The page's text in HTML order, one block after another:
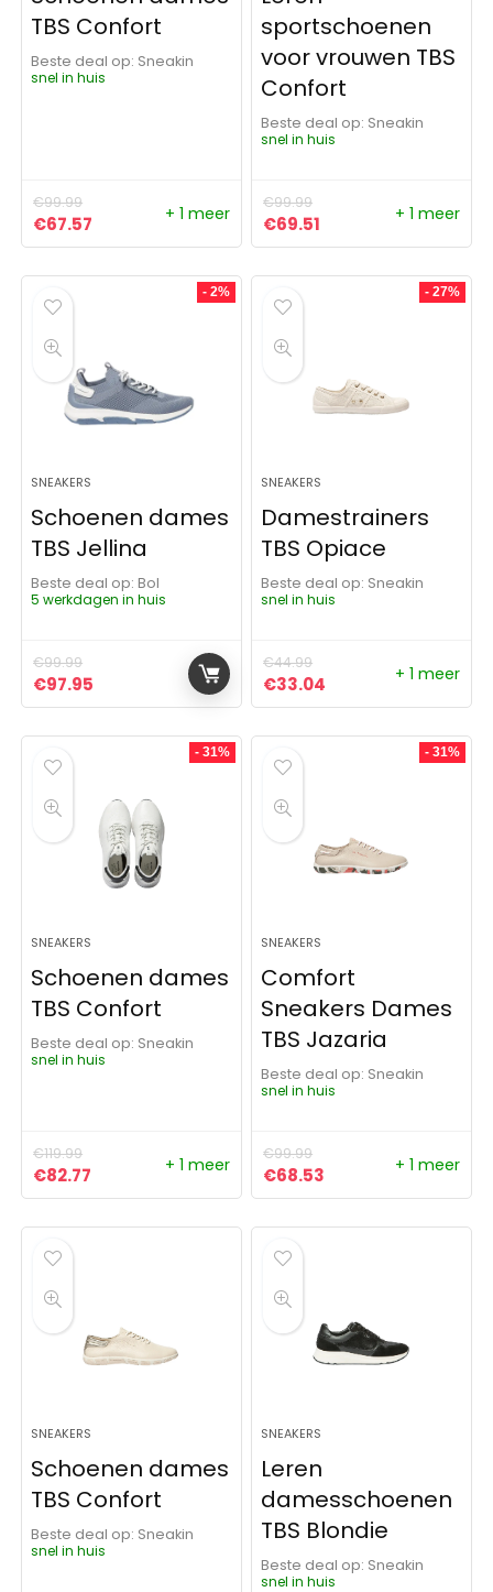
TBS Confort
Beste deal op:
Sneakin
snel in huis
€99.99
Oorspronkelijke prijs was: €99.99.
€67.57 Huidige prijs is: €67.57.
+ 1 meer
sportschoenen
voor vrouwen TBS
Confort
Beste deal op:
Sneakin
snel in huis
€99.99
Oorspronkelijke prijs
€69.51 Huidige prijs is:
+ 1 meer
- 2%
SNEAKERS
Schoenen dames
TBS Jellina
Beste deal op:
Bol
5 werkdagen in huis
€99.99
Oorspronkelijke prijs was: €99.99.
€97.95 Huidige prijs is: €97.95.
- 27%
SNEAKERS
Damestrainers
TBS Opiace
Beste deal op:
Sneakin
snel in huis
€44.99
Oorspronkelijke prijs
€33.04 Huidige prijs is:
+ 1 meer
- 31%
SNEAKERS
Schoenen dames
TBS Confort
Beste deal op:
Sneakin
snel in huis
€119.99
Oorspronkelijke prijs was: €119.99.
€82.77 Huidige prijs is: €82.77.
+ 1 meer
- 31%
SNEAKERS
Comfort
Sneakers Dames
TBS Jazaria
Beste deal op:
Sneakin
snel in huis
€99.99
Oorspronkelijke prijs
€68.53 Huidige prijs is:
+ 1 meer
SNEAKERS
Schoenen dames
TBS Confort
Beste deal op:
Sneakin
snel in huis
SNEAKERS
Leren
damesschoenen
TBS Blondie
Beste deal op:
Sneakin
snel in huis